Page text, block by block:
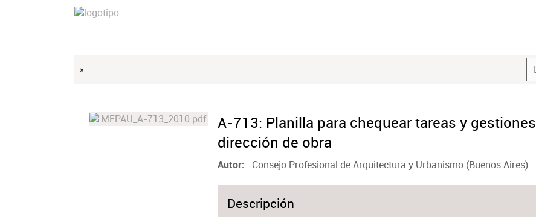
»
A-713: Planilla para chequear tareas y
dirección de obra
Autor Consejo Profesional de Arquitectura y Urbanismo (Buenos Aires)
Descripción